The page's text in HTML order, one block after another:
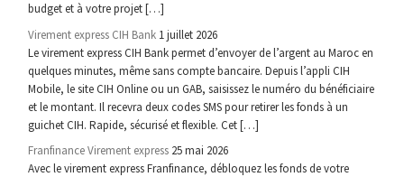
budget et à votre projet […]
Virement express CIH Bank 1 juillet 2026
Le virement express CIH Bank permet d’envoyer de l’argent au Maroc en
quelques minutes, même sans compte bancaire. Depuis l’appli CIH
Mobile, le site CIH Online ou un GAB, saisissez le numéro du bénéficiaire
et le montant. Il recevra deux codes SMS pour retirer les fonds à un
guichet CIH. Rapide, sécurisé et flexible. Cet […]
Franfinance Virement express 25 mai 2026
Avec le virement express Franfinance, débloquez les fonds de votre